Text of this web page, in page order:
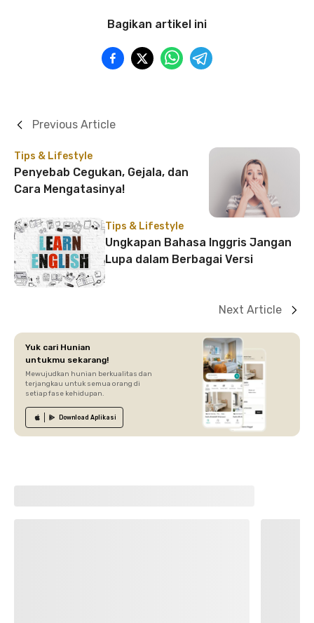
Bagikan artikel ini
Tips & Lifestyle
Penyebab Cegukan, Gejala, dan
Cara Mengatasinya!
Previous Article
Tips & Lifestyle
Ungkapan Bahasa Inggris Jangan
Lupa dalam Berbagai Versi
Next Article
Yuk cari Hunian
untukmu sekarang!
Mewujudkan hunian berkualitas dan
terjangkau untuk semua orang di
setiap fase kehidupan.
Download Aplikasi